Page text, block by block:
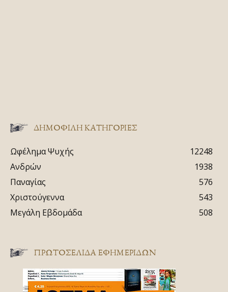
ΔΗΜΟΦΙΛΗ ΚΑΤΗΓΟΡΙΕΣ
Ωφέλημα Ψυχής
12248
Ανδρών
1938
Παναγίας
576
Χριστούγεννα
543
Μεγάλη Εβδομάδα
508
ΠΡΩΤΟΣΈΛΙΔΑ ΕΦΗΜΕΡΊΔΩΝ